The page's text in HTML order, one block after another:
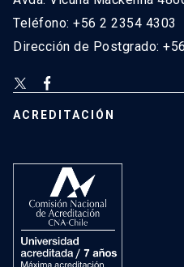
Teléfono: +56 2 2354 4303
Dirección de Postgrado:
ACREDITACIÓN